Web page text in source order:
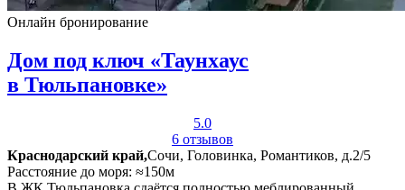
Онлайн бронирование
Дом под ключ «Таунхаус
в Тюльпановке»
5.0
6 отзывов
Краснодарский край,Сочи, Головинка, Романтиков, д.2/5
Расстояние до моря: ≈150м